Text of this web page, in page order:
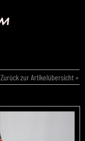
Zurück zur Artikelübersicht »